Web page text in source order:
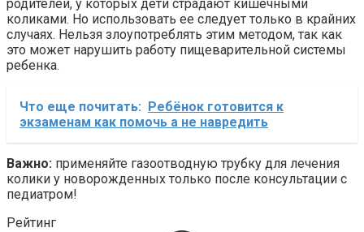
родителей, у которых дети страдают кишечными
коликами. Но использовать ее следует только в крайних
случаях. Нельзя злоупотреблять этим методом, так как
это может нарушить работу пищеварительной системы
ребенка.
Что еще почитать:
Ребёнок готовится к
экзаменам как помочь а не навредить
Важно: применяйте газоотводную трубку для лечения
колики у новорожденных только после консультации с
педиатром!
Рейтинг